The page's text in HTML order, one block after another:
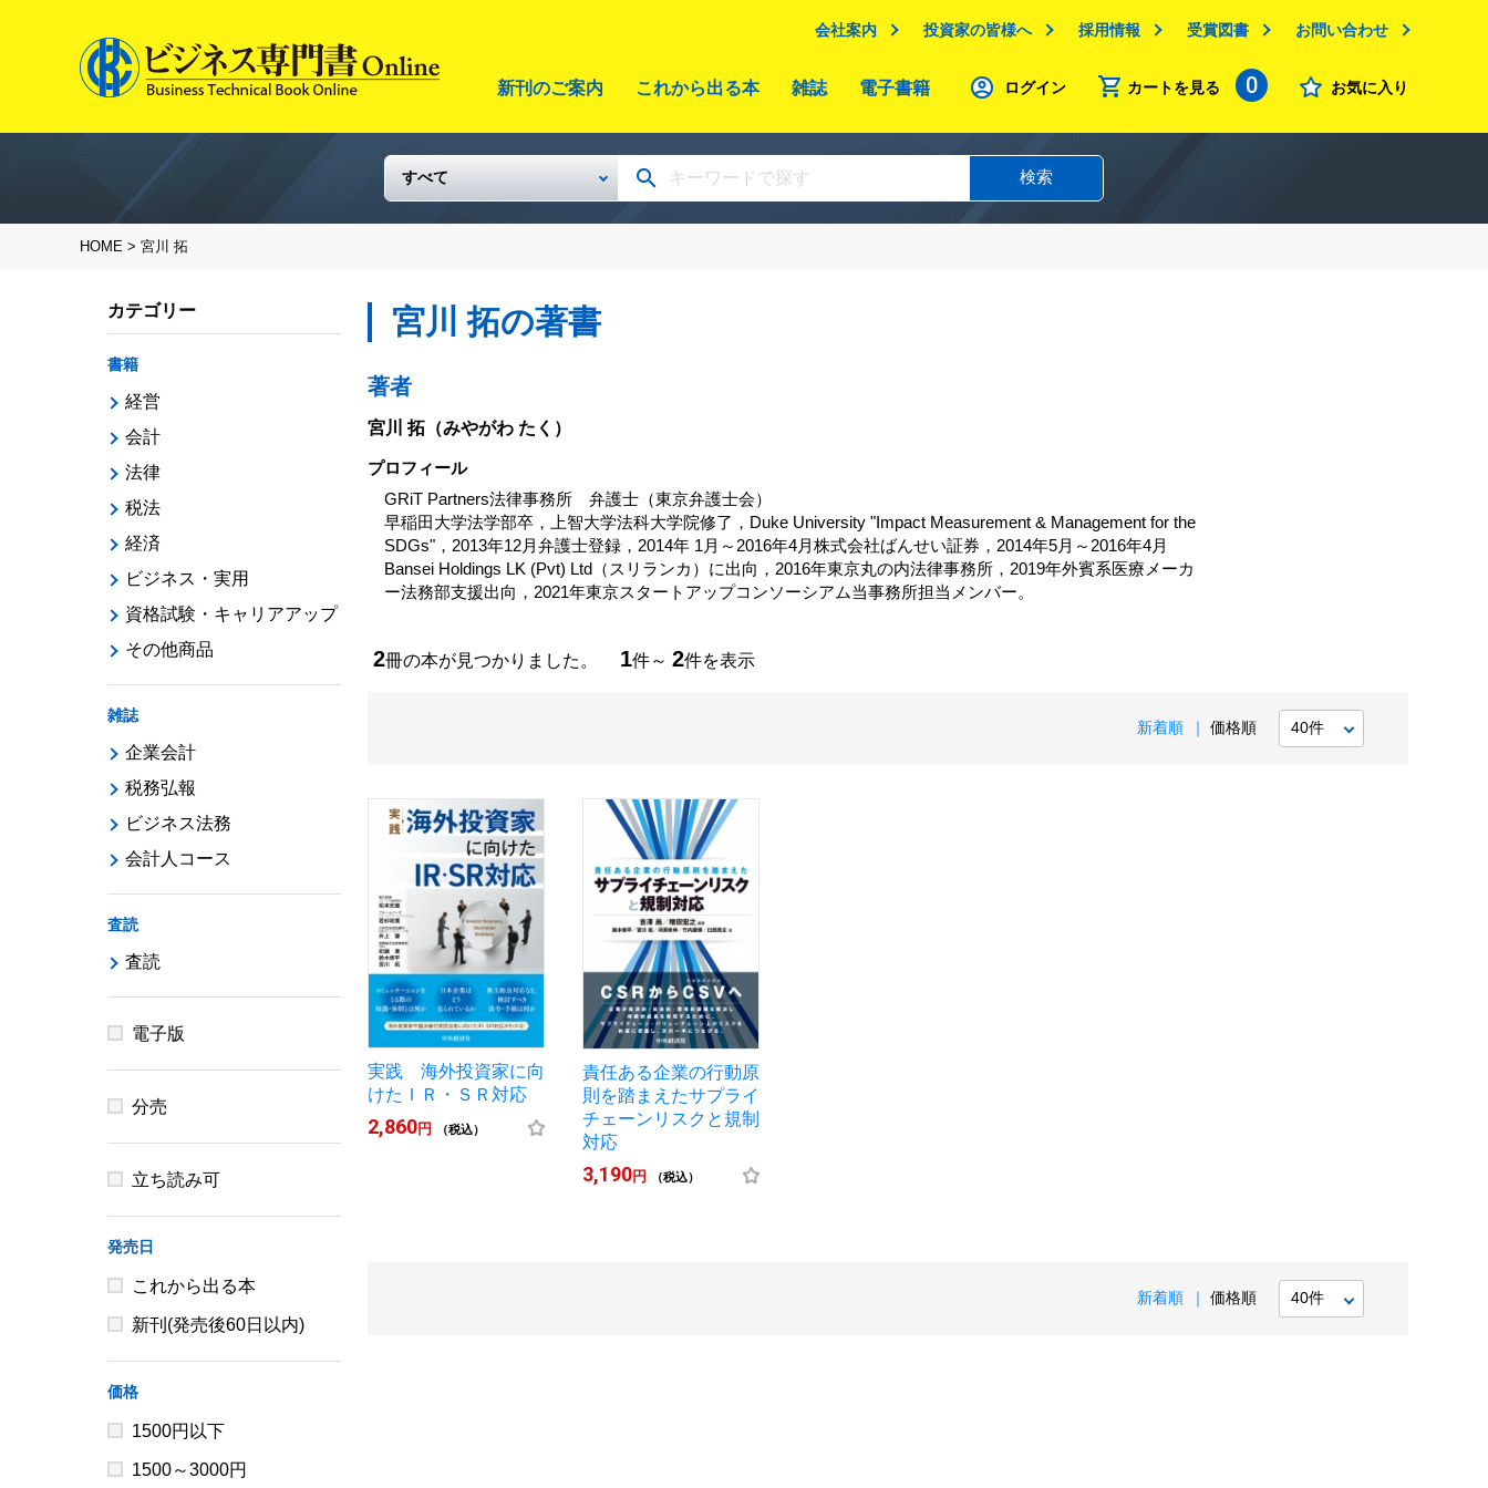
会社案内 投資家の皆様へ 採用情報 受賞図書 お問い合わせ
新刊のご案内 これから出る本 雑誌 電子書籍 ログイン カートを見る 0 お気に入り
検索
HOME > 宮川 拓
宮川 拓の著書
著者
宮川 拓 （みやがわ たく）
プロフィール
GRiT Partners法律事務所 弁護士（東京弁護士会）
早稲田大学法学部卒，上智大学法科大学院修了，Duke University "Impact Measurement & Management for the
SDGs"，2013年12月弁護士登録，2014年 1月～2016年4月株式会社ばんせい証券，2014年5月～2016年4月
Bansei Holdings LK (Pvt) Ltd（スリランカ）に出向，2016年東京丸の内法律事務所，2019年外賓系医療メーカ
ー法務部支援出向，2021年東京スタートアップコンソーシアム当事務所担当メンバー。
2冊の本が見つかりました。 1件～ 2件を表示
新着順 価格順
実践 海外投資家に向
けたＩＲ・ＳＲ対応
2,860円 （税込）
責任ある企業の行動原
則を踏まえたサプライ
チェーンリスクと規制
対応
3,190円 （税込）
新着順 価格順
カテゴリー
書籍
経営
会計
法律
税法
経済
ビジネス・実用
資格試験・キャリアアップ
その他商品
雑誌
企業会計
税務弘報
ビジネス法務
会計人コース
査読
査読
電子版
分売
立ち読み可
発売日
これから出る本
新刊(発売後60日以内)
価格
1500円以下
1500～3000円